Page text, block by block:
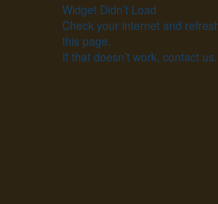
Widget Didn’t Load
Check your internet and
this page.
If that doesn’t work, contact us.